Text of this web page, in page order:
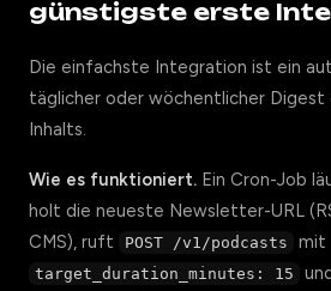
günstigste erste
Die einfachste Integration ist ein
täglicher oder wöchentlicher
Inhalts.
Wie es funktioniert. Ein Cron-Job
holt die neueste Newsletter-URL
CMS), ruft
POST /v1/podcasts mit
target_duration_minutes: 15